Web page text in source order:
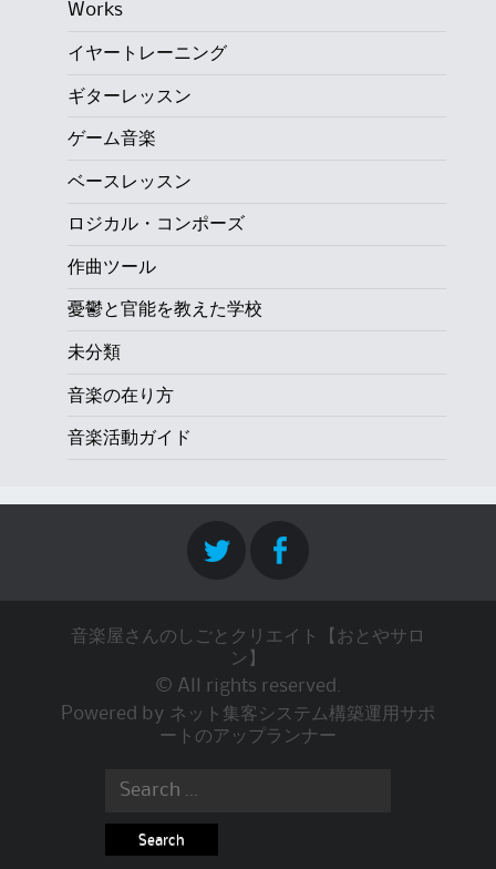
Works
イヤートレーニング
ギターレッスン
ゲーム音楽
ベースレッスン
ロジカル・コンポーズ
作曲ツール
憂鬱と官能を教えた学校
未分類
音楽の在り方
音楽活動ガイド
音楽屋さんのしごとクリエイト【おとやサロ
ン】
© All rights reserved.
Powered by ネット集客システム構築運用サポ
ートのアップランナー
Search